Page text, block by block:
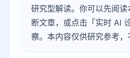
研究型解读。你可以先阅
断文章，或点击「实时 AI
察。本内容仅供研究参考，